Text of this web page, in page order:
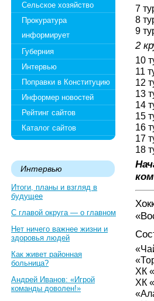
Сельское хозяйство
Прокуратура
информирует
Губерния
Интервью
Поправки в Конституцию
Информер новостей
Рейтинг сайтов
Каталог сайтов
Интервью
Итоги, планы и взгляд в
будущее
С главой округа — о главном
Нет ничего важнее жизни и
здоровья людей
Как живет районная
больница?
Андрей Иванов: «Игрой
команды доволен!»
7
8
9
2
10
11
12
13
14
15
16
17
18
ХК
ХК